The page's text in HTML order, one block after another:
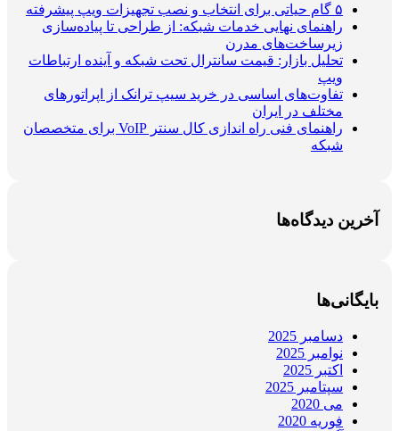
۵ گام حیاتی برای انتخاب و نصب تجهیزات ویپ پیشرفته
راهنمای نهایی خدمات شبکه: از طراحی تا پیاده‌سازی
زیرساخت‌های مدرن
تحلیل بازار: قیمت سانترال تحت شبکه و آینده ارتباطات
ویپ
تفاوت‌های اساسی در خرید سیپ ترانک از اپراتورهای
مختلف در ایران
راهنمای فنی راه اندازی کال سنتر VoIP برای متخصصان
شبکه
آخرین دیدگاه‌ها
بایگانی‌ها
دسامبر 2025
نوامبر 2025
اکتبر 2025
سپتامبر 2025
می 2020
فوریه 2020